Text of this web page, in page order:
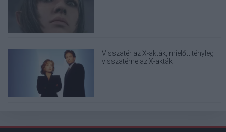
Visszatér az X-akták, mielőtt tényleg
visszatérne az X-akták